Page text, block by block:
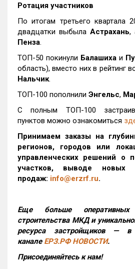
Ротация участников
По итогам третьего квартала
двадцатки выбыла Астрахань,
Пенза.
ТОП-50 покинули Балашиха и
область), вместо них в рейтинг
Нальчик.
ТОП-100 пополнили Энгельс,
С полным ТОП-100
пунктов можно ознакомиться
Принимаем заказы на
регионов, городов или
управленческих решений о
участков, выводе новых
продаж: info@erzrf.ru.
Еще больше оперативных
строительства МКД и
ресурса застройщиков —
канале ЕРЗ.РФ НОВОСТИ.
Присоединяйтесь к нам!